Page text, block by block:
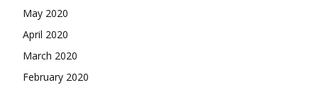
May 2020
April 2020
March 2020
February 2020